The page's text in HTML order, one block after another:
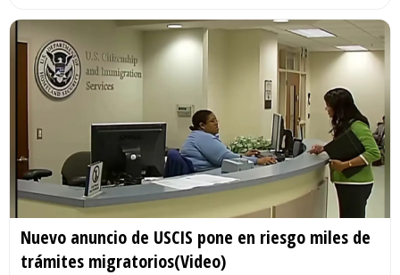
Nuevo anuncio de USCIS pone en riesgo miles de
trámites migratorios(Video)